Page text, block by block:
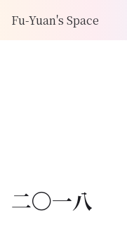
Fu-Yuan's Space
二〇一八